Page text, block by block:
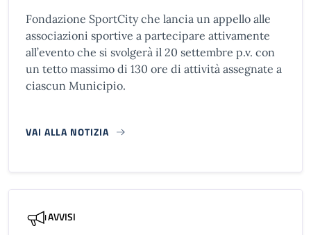
Fondazione SportCity che lancia un appello alle
associazioni sportive a partecipare attivamente
all’evento che si svolgerà il 20 settembre p.v. con
un tetto massimo di 130 ore di attività assegnate a
ciascun Municipio.
VAI ALLA NOTIZIA
AVVISI